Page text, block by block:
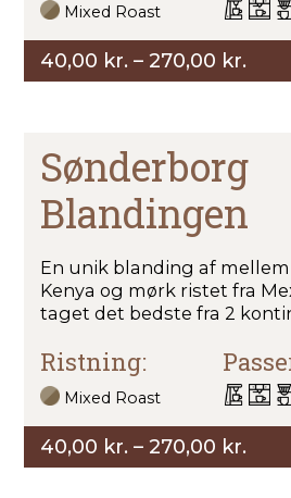
Mixed Roast
40,00 kr. – 270,00 kr.
Sønderborg
Blandingen
En unik blanding af
Kenya og mørk ristet fra
taget det bedste fra 2
Ristning:
Mixed Roast
40,00 kr. – 270,00 kr.